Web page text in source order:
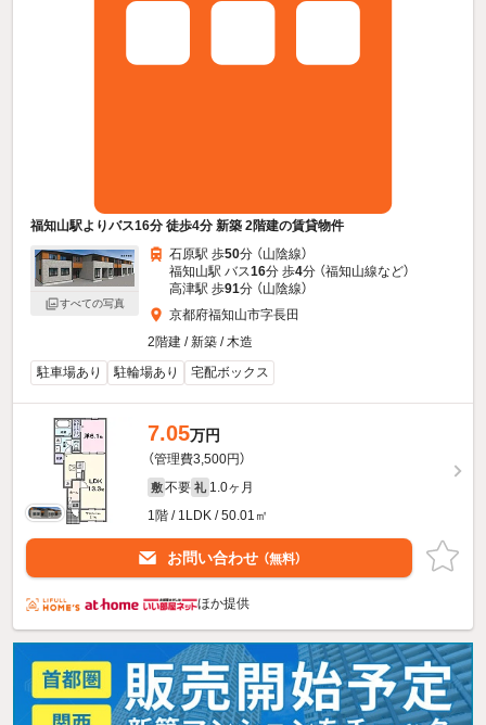
福知山駅よりバス16分 徒歩4分 新築 2階建の賃貸物件
すべての写真
石原駅 歩50分 （山陰線）
福知山駅 バス16分 歩4分 （福知山線など）
高津駅 歩91分 （山陰線）
京都府福知山市字長田
2階建 / 新築 / 木造
駐車場あり
駐輪場あり 宅配ボックス
7.05万円
（管理費3,500円）
敷 不要 礼 1.0ヶ月
1階 / 1LDK / 50.01㎡
お問い合わせ （無料）
ほか提供